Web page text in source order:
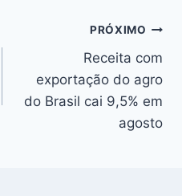
PRÓXIMO
Receita com
exportação do agro
do Brasil cai 9,5% em
agosto